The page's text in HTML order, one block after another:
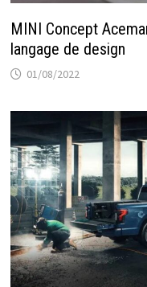
MINI Concept
langage de design
01/08/2022